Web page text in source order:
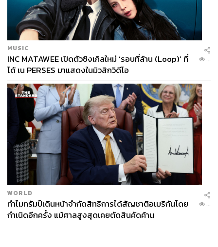
MUSIC
INC MATAWEE เปิดตัวซิงเกิลใหม่ ‘รอบที่ล้าน (Loop)’ ที่
ได้ เน PERSES มาแสดงในมิวสิกวิดีโอ
...
WORLD
ทำไมทรัมป์เดินหน้าจำกัดสิทธิการได้สัญชาติอเมริกันโดย
กำเนิดอีกครั้ง แม้ศาลสูงสุดเคยตัดสินคัดค้าน
...